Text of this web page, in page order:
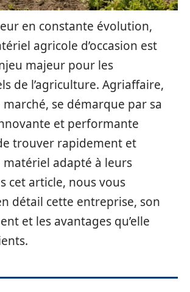
en constante évolution,
agricole d’occasion est
majeur pour les
de l’agriculture. Agriaffaire,
se démarque par sa
et performante
trouver rapidement et
adapté à leurs
cet article, nous vous
détail cette entreprise, son
et les avantages qu’elle